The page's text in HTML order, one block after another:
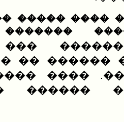
���� �����
�������
��� ������
�����. ����